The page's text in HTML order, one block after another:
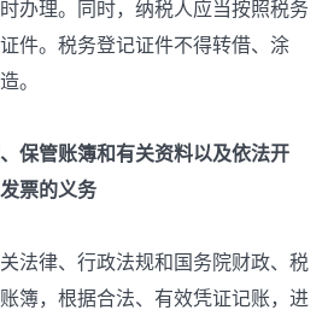
办理。同时，纳税人应当按照税务
件。税务登记证件不得转借、涂
。
管账簿和有关资料以及依法开
票的义务
律、行政法规和国务院财政、税
簿，根据合法、有效凭证记账，进